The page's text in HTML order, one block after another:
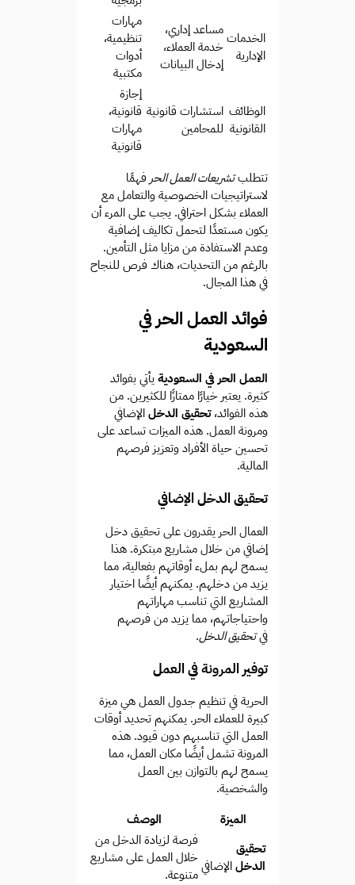
الخدمات
الإدارية
مساعد إداري،
خدمة العملاء،
إدخال البيانات
مهارات
تنظيمية،
أدوات
مكتبية
الوظائف
القانونية
استشارات قانونية
للمحامين
إجازة
قانونية،
مهارات
قانونية
تتطلبتشريعات العمل الحر فهمًا
لاستراتيجيات الخصوصية والتعامل مع
العملاء بشكل احترافي. يجب على المرء أن
يكون مستعدًا لتحمل تكاليف إضافية
وعدم الاستفادة من مزايا مثل التأمين.
بالرغم من التحديات، هناك فرص للنجاح
في هذا المجال.
فوائد العمل الحر في
السعودية
العمل الحر في السعودية يأتي بفوائد
كثيرة. يعتبر خيارًا ممتازًا للكثيرين. من
هذه الفوائد،تحقيق الدخلالإضافي
ومرونة العمل. هذه الميزات تساعد على
تحسين حياة الأفراد وتعزيز فرصهم
المالية.
تحقيق الدخل الإضافي
العمال الحر يقدرون على تحقيق دخل
إضافي من خلال مشاريع مبتكرة. هذا
يسمح لهم بملء أوقاتهم بفعالية، مما
يزيد من دخلهم. يمكنهم أيضًا اختيار
المشاريع التي تناسب مهاراتهم
واحتياجاتهم، مما يزيد من فرصهم
فيتحقيق الدخل.
توفير المرونة في العمل
الحرية في تنظيم جدول العمل هي ميزة
كبيرة للعملاء الحر. يمكنهم تحديد أوقات
العمل التي تناسبهم دون قيود. هذه
المرونة تشمل أيضًا مكان العمل، مما
يسمح لهم بالتوازن بين العمل
والشخصية.
الميزة
الوصف
تحقيق
الدخلالإضافي
فرصة لزيادة الدخل من
خلال العمل على مشاريع
متنوعة.